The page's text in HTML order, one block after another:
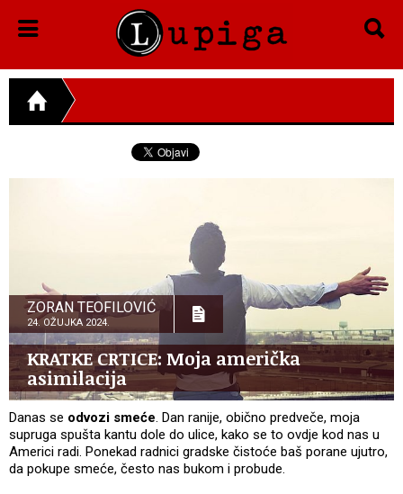
ZORAN TEOFILOVIĆ
24. OŽUJKA 2024.
KRATKE CRTICE: Moja američka
asimilacija
Danas se odvozi smeće. Dan ranije, obično predveče, moja
supruga spušta kantu dole do ulice, kako se to ovdje kod nas u
Americi radi. Ponekad radnici gradske čistoće baš porane ujutro,
da pokupe smeće, često nas bukom i probude.